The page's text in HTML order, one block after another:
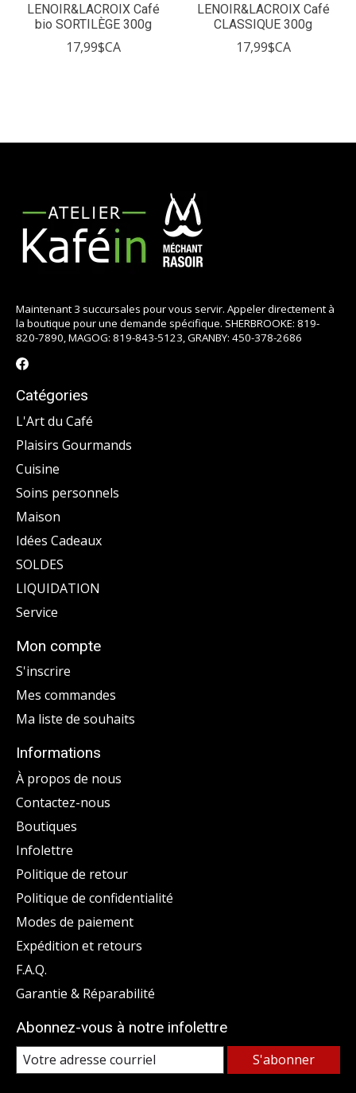
LENOIR&LACROIX Café
bio SORTILÈGE 300g
17,99$CA
LENOIR&LACROIX Café
CLASSIQUE 300g
17,99$CA
Maintenant 3 succursales pour vous servir. Appeler directement à
la boutique pour une demande spécifique. SHERBROOKE: 819-
820-7890, MAGOG: 819-843-5123, GRANBY: 450-378-2686
Catégories
L'Art du Café
Plaisirs Gourmands
Cuisine
Soins personnels
Maison
Idées Cadeaux
SOLDES
LIQUIDATION
Service
Mon compte
S'inscrire
Mes commandes
Ma liste de souhaits
Informations
À propos de nous
Contactez-nous
Boutiques
Infolettre
Politique de retour
Politique de confidentialité
Modes de paiement
Expédition et retours
F.A.Q.
Garantie & Réparabilité
Abonnez-vous à notre infolettre
S'abonner